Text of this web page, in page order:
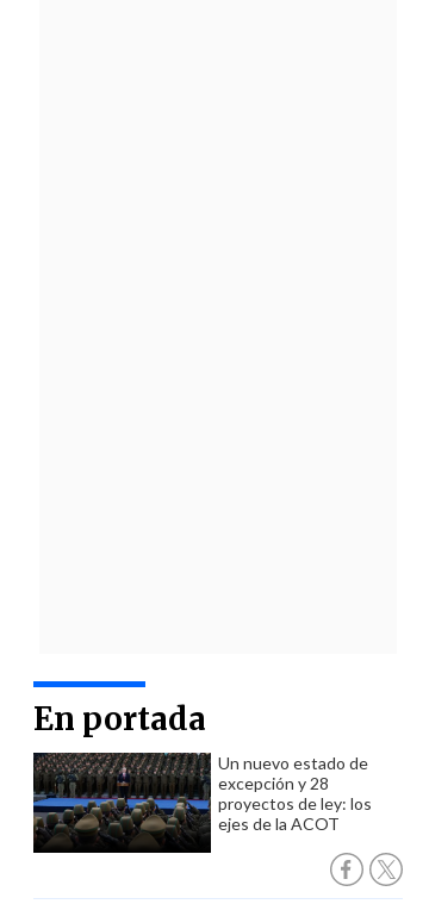
En portada
Un nuevo estado de
excepción y 28
proyectos de ley: los
ejes de la ACOT